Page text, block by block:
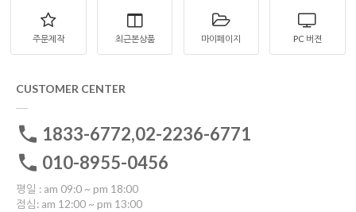
주문제작 최근본상품 마이페이지 PC 버젼
CUSTOMER CENTER
1833-6772,02-2236-6771
010-8955-0456
평일 : am 09:0 ~ pm 18:00
점심: am 12:00 ~ pm 13:00